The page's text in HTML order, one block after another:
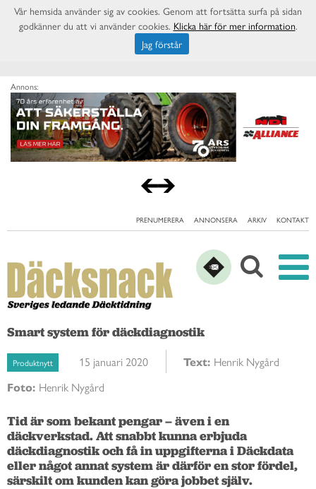
Annons:
PRENUMERERA ANNONSERA ARKIV KONTAKT
Smart system för däckdiagnostik
Produktnytt 15 januari 2020 Text: Henrik Nygård
Foto: Henrik Nygård
Tid är som bekant pengar – även i en
däckverkstad. Att snabbt kunna erbjuda
däckdiagnostik och få in uppgifterna i Däckdata
eller något annat system är därför en stor fördel,
särskilt om kunden kan göra jobbet själv.
Vår hemsida använder sig av cookies. Genom att fortsätta surfa på sidan
godkänner du att vi använder cookies. Klicka här för mer information.
Jag förstår